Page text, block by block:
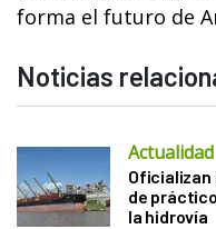
forma el futuro de
Noticias
Actualidad
Oficializan
de
la hidrovía